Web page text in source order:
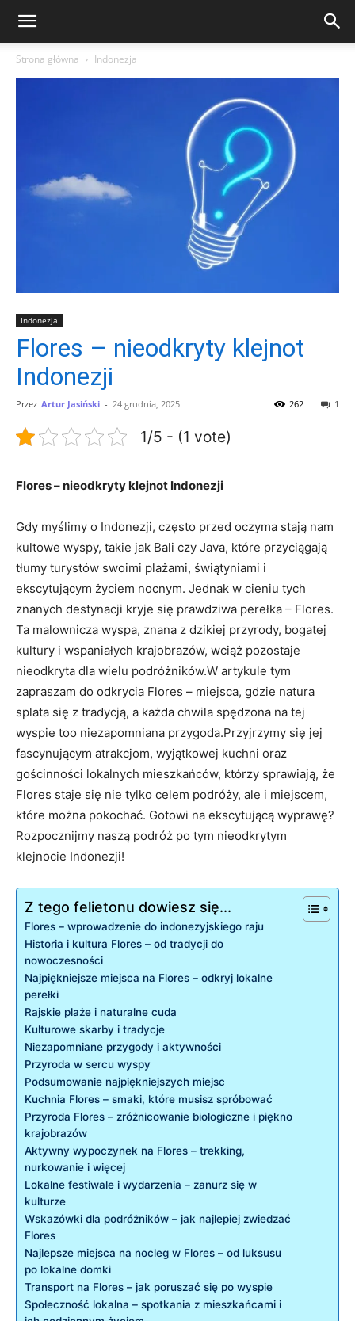
Strona główna Indonezja
Indonezja
Flores – nieodkryty klejnot
Indonezji
Przez Artur Jasiński - 24 grudnia, 2025 1
262
1/5 - (1 vote)
Flores –​ nieodkryty⁣ klejnot Indonezji
Gdy myślimy o Indonezji, często przed oczyma stają⁤ nam‍
kultowe‍ wyspy, takie jak Bali ‍czy Java, które przyciągają
tłumy turystów‍ swoimi plażami, świątyniami i
ekscytującym życiem⁤ nocnym. ‍Jednak w cieniu tych
znanych ​destynacji kryje się prawdziwa perełka – Flores.
Ta malownicza wyspa, znana z dzikiej przyrody, bogatej
kultury‌ i wspaniałych ​krajobrazów, ‌wciąż‍ pozostaje
nieodkryta dla wielu podróżników.W artykule tym
⁣zapraszam do​ odkrycia ‍Flores – miejsca, gdzie⁤ natura ​
splata się z tradycją, a ⁣każda chwila⁣ spędzona na tej
wyspie too‌ niezapomniana przygoda.Przyjrzymy ​się jej
fascynującym atrakcjom, wyjątkowej kuchni oraz⁤
gościnności lokalnych mieszkańców, ‍którzy sprawiają, że ​
Flores staje się⁤ nie tylko celem podróży, ale i miejscem,
⁤które można pokochać. Gotowi na ekscytującą wyprawę?
Rozpocznijmy naszą podróż po tym nieodkrytym
klejnocie‌ Indonezji!
Z tego felietonu dowiesz się...
Flores – wprowadzenie do⁤ indonezyjskiego raju
Historia i kultura Flores – od tradycji ​do
nowoczesności
Najpiękniejsze miejsca na Flores –‌ odkryj⁤ lokalne
perełki
Rajskie plaże‌ i naturalne cuda
Kulturowe skarby​ i tradycje
Niezapomniane przygody i aktywności
Przyroda w sercu wyspy
Podsumowanie najpiękniejszych miejsc
Kuchnia‌ Flores – smaki, które musisz spróbować
Przyroda Flores – ⁤zróżnicowanie biologiczne‍ i piękno
krajobrazów
Aktywny wypoczynek na ⁤Flores –⁢ trekking,
nurkowanie i więcej
Lokalne festiwale i wydarzenia ⁤– zanurz się w
kulturze
Wskazówki dla ⁤podróżników – jak najlepiej zwiedzać​
Flores
Najlepsze miejsca⁢ na nocleg w Flores – od luksusu
po⁣ lokalne domki
Transport⁣ na Flores – jak poruszać się po wyspie
Społeczność lokalna ​– spotkania ⁢z mieszkańcami ‌i